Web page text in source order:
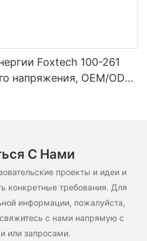
Foxtech 100-261
напряжения, OEM/ODM,
С Нами
проекты и идеи и
конкретные требования. Для
информации, пожалуйста,
свяжитесь с нами напрямую с
или запросами.